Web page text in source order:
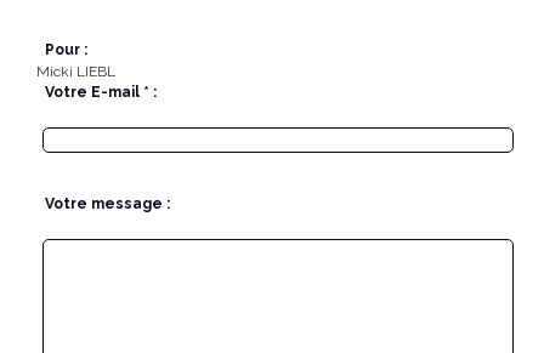
Pour :
Micki LIEBL
Votre E-mail * :
Votre message :